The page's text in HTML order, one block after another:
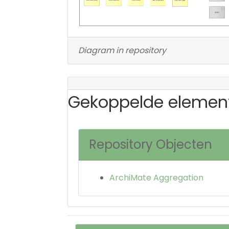
Diagram in repository
Gekoppelde
Repository Objecten
ArchiMate Aggregation